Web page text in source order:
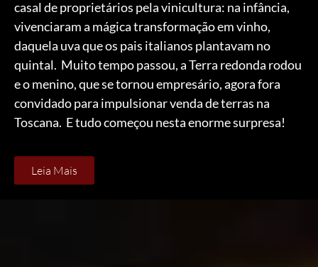
casal de proprietários pela vinicultura: na infância,
vivenciaram a mágica transformação em vinho,
daquela uva que os pais italianos plantavam no
quintal. Muito tempo passou, a Terra redonda rodou
e o menino, que se tornou empresário, agora fora
convidado para impulsionar venda de terras na
Toscana. E tudo começou nesta enorme surpresa!
Leia Mais